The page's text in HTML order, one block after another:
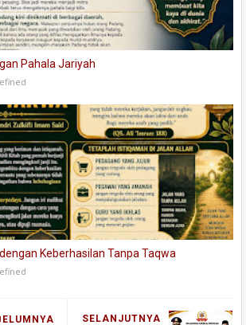
Pahala Jariyah
Keberhasilan Tanpa Taqwa
SELANJUTNYA